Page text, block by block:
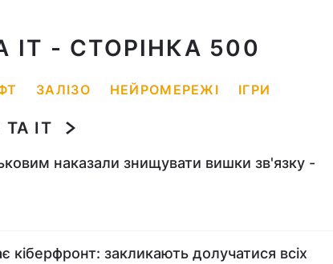
IT - СТОРІНКА 500
ЗАЛІЗО НЕЙРОМЕРЕЖІ ІГРИ
IT
наказали знищувати вишки зв'язку -
кіберфронт: закликають долучатися всіх